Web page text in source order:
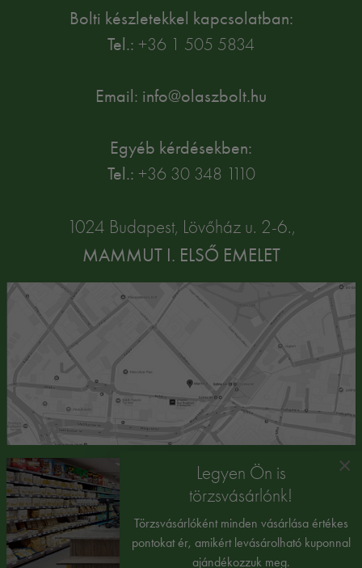
Bolti készletekkel kapcsolatban:
Tel.: +36 1 505 5834
Email: info@olaszbolt.hu
Egyéb kérdésekben:
Tel.: +36 30 348 1110
1024 Budapest, Lövőház u. 2-6.,
MAMMUT I. ELSŐ EMELET
×
Legyen Ön is
törzsvásárlónk!
Törzsvásárlóként minden vásárlása értékes
pontokat ér, amikért levásárolható kuponnal
ajándékozzuk meg.